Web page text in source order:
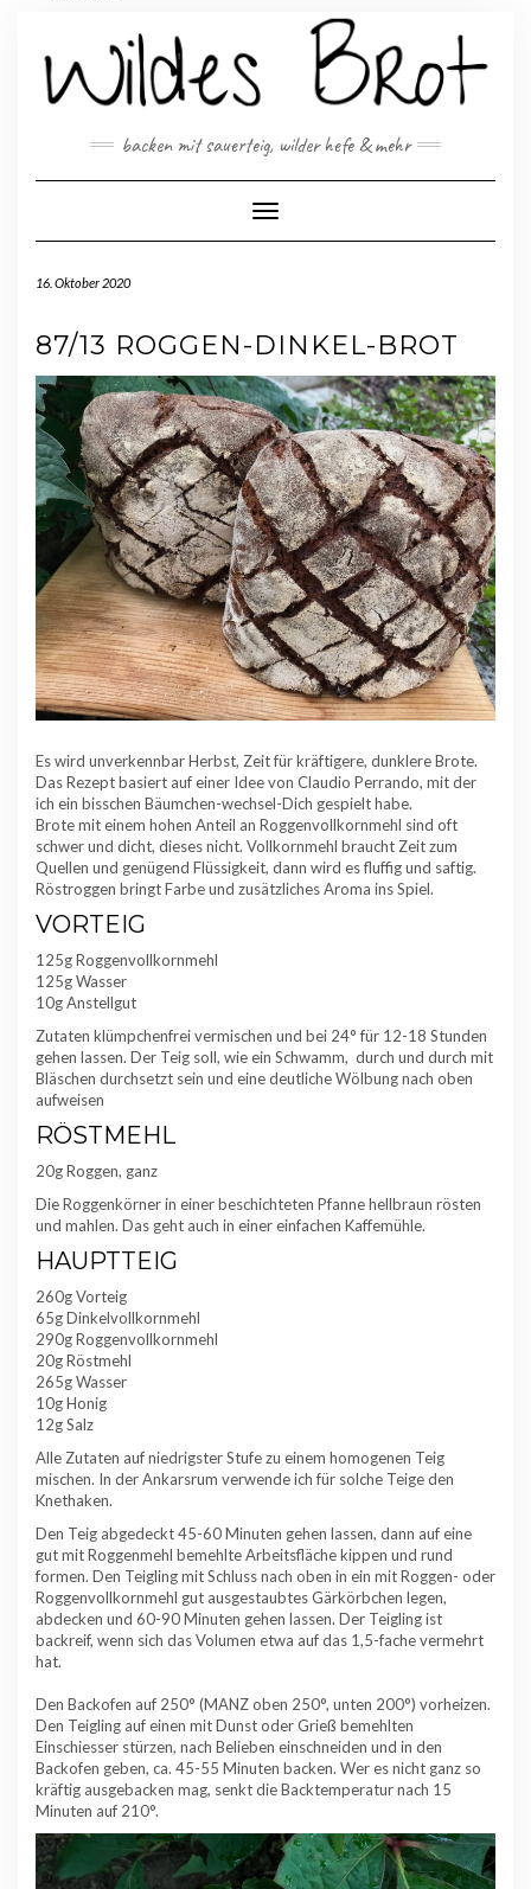
content
backen mit sauerteig, wilder hefe & mehr
Toggle Navigation
16. Oktober 2020
87/13 ROGGEN-DINKEL-BROT
Es wird unverkennbar Herbst, Zeit für kräftigere, dunklere Brote.
Das Rezept basiert auf einer Idee von Claudio Perrando, mit der
ich ein bisschen Bäumchen-wechsel-Dich gespielt habe.
Brote mit einem hohen Anteil an Roggenvollkornmehl sind oft
schwer und dicht, dieses nicht. Vollkornmehl braucht Zeit zum
Quellen und genügend Flüssigkeit, dann wird es fluffig und saftig.
Röstroggen bringt Farbe und zusätzliches Aroma ins Spiel.
VORTEIG
125g Roggenvollkornmehl
125g Wasser
10g Anstellgut
Zutaten klümpchenfrei vermischen und bei 24° für 12-18 Stunden
gehen lassen. Der Teig soll, wie ein Schwamm, durch und durch mit
Bläschen durchsetzt sein und eine deutliche Wölbung nach oben
aufweisen
RÖSTMEHL
20g Roggen, ganz
Die Roggenkörner in einer beschichteten Pfanne hellbraun rösten
und mahlen. Das geht auch in einer einfachen Kaffemühle.
HAUPTTEIG
260g Vorteig
65g Dinkelvollkornmehl
290g Roggenvollkornmehl
20g Röstmehl
265g Wasser
10g Honig
12g Salz
Alle Zutaten auf niedrigster Stufe zu einem homogenen Teig
mischen. In der Ankarsrum verwende ich für solche Teige den
Knethaken.
Den Teig abgedeckt 45-60 Minuten gehen lassen, dann auf eine
gut mit Roggenmehl bemehlte Arbeitsfläche kippen und rund
formen. Den Teigling mit Schluss nach oben in ein mit Roggen- oder
Roggenvollkornmehl gut ausgestaubtes Gärkörbchen legen,
abdecken und 60-90 Minuten gehen lassen. Der Teigling ist
backreif, wenn sich das Volumen etwa auf das 1,5-fache vermehrt
hat.
Den Backofen auf 250° (MANZ oben 250°, unten 200°) vorheizen.
Den Teigling auf einen mit Dunst oder Grieß bemehlten
Einschiesser stürzen, nach Belieben einschneiden und in den
Backofen geben, ca. 45-55 Minuten backen. Wer es nicht ganz so
kräftig ausgebacken mag, senkt die Backtemperatur nach 15
Minuten auf 210°.